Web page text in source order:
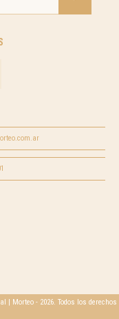
| Morteo - 2026. Todos los derechos